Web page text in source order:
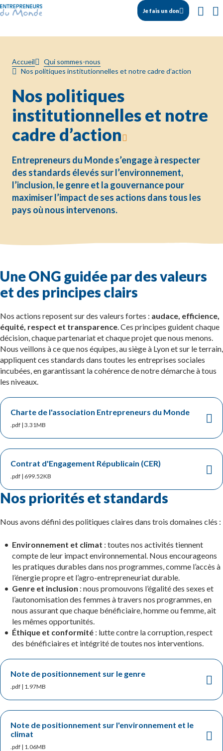
Je fais un don
Accueil
Qui sommes-nous
Nos politiques institutionnelles et notre cadre d’action
Nos politiques
institutionnelles et notre
cadre d’action
Entrepreneurs du Monde s’engage à respecter
des standards élevés sur l’environnement,
l’inclusion, le genre et la gouvernance pour
maximiser l’impact de ses actions dans tous les
pays où nous intervenons.
Une ONG guidée par des valeurs
et des principes clairs
Nos actions reposent sur des valeurs fortes : audace, efficience,
équité, respect et transparence. Ces principes guident chaque
décision, chaque partenariat et chaque projet que nous menons.
Nous veillons à ce que nos équipes, au siège à Lyon et sur le terrain,
appliquent ces standards dans toutes les entreprises sociales
incubées, en garantissant la cohérence de notre démarche à tous
les niveaux.
Charte de l'association Entrepreneurs du Monde
.pdf | 3.31MB
Contrat d'Engagement Républicain (CER)
.pdf | 699.52KB
Nos priorités et standards
Nous avons défini des politiques claires dans trois domaines clés :
Environnement et climat : toutes nos activités tiennent
compte de leur impact environnemental. Nous encourageons
les pratiques durables dans nos programmes, comme l’accès à
l’énergie propre et l’agro-entrepreneuriat durable.
Genre et inclusion : nous promouvons l’égalité des sexes et
l’autonomisation des femmes à travers nos programmes, en
nous assurant que chaque bénéficiaire, homme ou femme, ait
les mêmes opportunités.
Éthique et conformité : lutte contre la corruption, respect
des bénéficiaires et intégrité de toutes nos interventions.
Note de positionnement sur le genre
.pdf | 1.97MB
Note de positionnement sur l'environnement et le
climat
.pdf | 1.06MB